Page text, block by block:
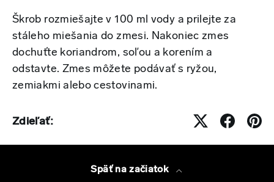
Škrob rozmiešajte v 100 ml vody a prilejte za
stáleho miešania do zmesi. Nakoniec zmes
dochuťte koriandrom, soľou a korením a
odstavte. Zmes môžete podávať s ryžou,
zemiakmi alebo cestovinami.
Zdieľať:
Späť na začiatok